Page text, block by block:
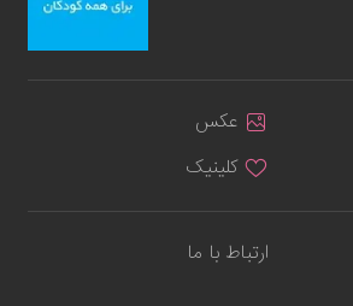
عکس
کلینیک
ارتباط با ما